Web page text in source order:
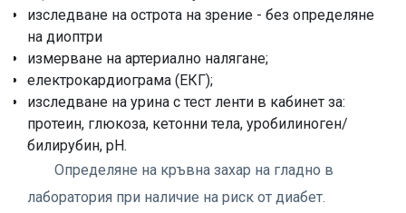
изследване на острота на зрение - без определяне
на диоптри
измерване на артериално налягане;
електрокардиограма (ЕКГ);
изследване на урина с тест ленти в кабинет за:
протеин, глюкоза, кетонни тела, уробилиноген/
билирубин, pH.
Определяне на кръвна захар на гладно в
лаборатория при наличие на риск от диабет.